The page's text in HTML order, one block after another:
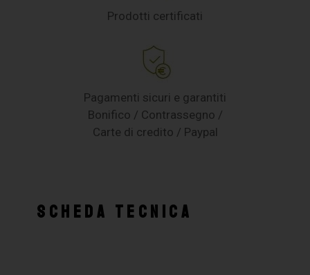
Prodotti certificati
Pagamenti sicuri e garantiti
Bonifico / Contrassegno /
Carte di credito / Paypal
SCHEDA TECNICA